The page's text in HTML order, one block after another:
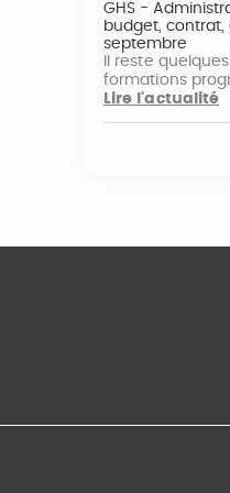
GHS -
budget, contrat,
septembre
Il reste
formations
Lire l'actualité